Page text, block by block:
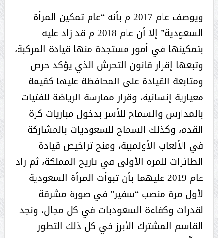
ويوصف عام 2017 م بأنه “عام تمكين المرأة
السعودية” إلا أن عام 2018 م قد زاد عليه
بتمكينها في أمور مستجدة منها قيادة المركبة،
وتبعها إقرار قانون التحرش الذي يؤكد حرص
ومتابعة القيادة على المحافظة عليها كقيمة
معيارية إنسانية، وقرار ممارسة الرياضة للفتيات
بالمدارس والسماح للأسر بدخول مباريات كرة
القدم، وكذلك السماح للسعوديات بالمشاركة
في الألعاب الأولمبية، ومنح تراخيص قيادة
الطائرات للمرة الأولى في تاريخ المملكة، ثم زاد
عام 2019 عليهما بأن تبوأت المرأة السعودية
لأول مرة منصب “سفير” في صورة مشرقة
لقدرات وكفاءة السعوديات في كل مجال، ونجد
القاسم المشترك الأبرز في كل ذلك التطور